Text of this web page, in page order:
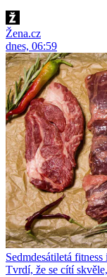
Žena.cz
dnes, 06:59
Sedmdesátiletá
Tvrdí, že se cítí